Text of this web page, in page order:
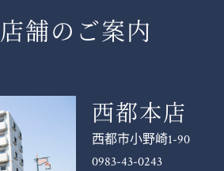
店舗のご案内
西都本店
西都市小野崎1-90
0983-43-0243